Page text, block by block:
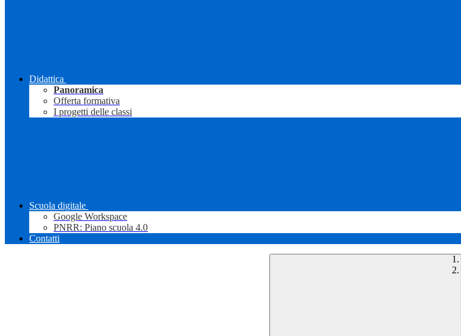
Didattica
Panoramica
Offerta formativa
I progetti delle classi
Scuola digitale
Google Workspace
PNRR: Piano scuola 4.0
Contatti